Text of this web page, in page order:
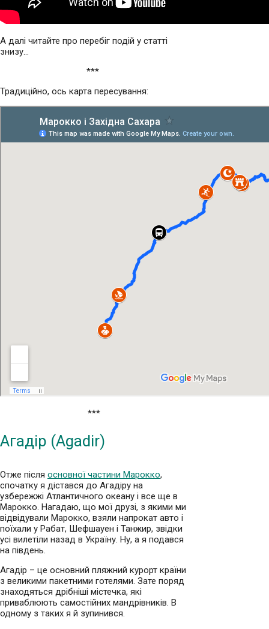
А далі читайте про перебіг подій у статті
знизу…
***
Традиційно, ось карта пересування:
***
Агадір (Agadir)
Отже після основної частини Марокко,
спочатку я дістався до Агадіру на
узбережжі Атлантичного океану і все ще в
Марокко. Нагадаю, що мої друзі, з якими ми
відвідували Марокко, взяли напрокат авто і
поїхали у Рабат, Шефшауен і Танжир, звідки
усі вилетіли назад в Україну. Ну, а я подався
на південь.
Агадір – це основний пляжний курорт країни
з великими пакетними готелями. Зате поряд
знаходяться дрібніші містечка, які
приваблюють самостійних мандрівників. В
одному з таких я й зупинився.